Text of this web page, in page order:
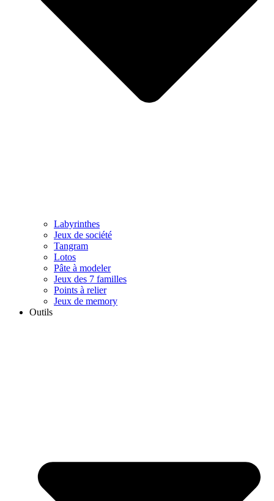
Labyrinthes
Jeux de société
Tangram
Lotos
Pâte à modeler
Jeux des 7 familles
Points à relier
Jeux de memory
Outils